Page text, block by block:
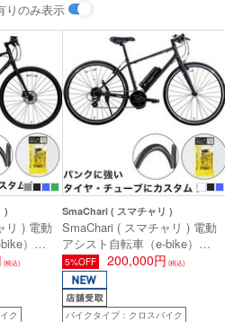
りのみ表示
)
リ ) 電動
）
ク特別
スク イ
( 身長
)
(税込)
ク
SmaChari ( スマチャリ )
SmaChari ( スマチャリ ) 電動
アシスト自転車（e-bike）
RAIL ST-E 【耐パンク特別仕様
車】 ( レイル エスティー イー
) マットブラック 440 ( 身長目
安165-180cm前後 )
5%OFF 200,000円 (税込)
バイクタイプ：クロスバイク